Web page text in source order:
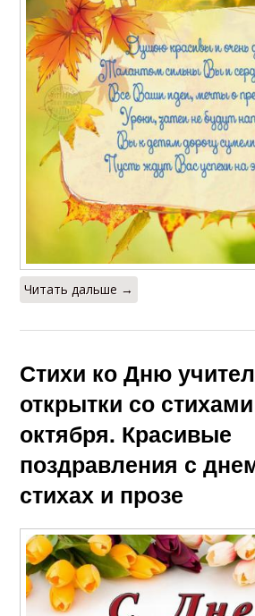
Читать дальше →
Стихи ко Дню
открытки со
октября. Красивые
поздравления с
стихах и прозе